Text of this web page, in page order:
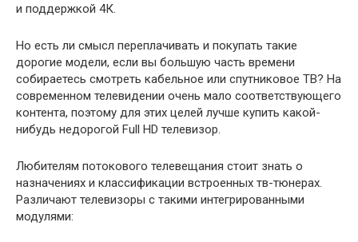
и поддержкой 4К.
Но есть ли смысл переплачивать и покупать такие
дорогие модели, если вы большую часть времени
собираетесь смотреть кабельное или спутниковое ТВ? На
современном телевидении очень мало соответствующего
контента, поэтому для этих целей лучше купить какой-
нибудь недорогой Full HD телевизор.
Любителям потокового телевещания стоит знать о
назначениях и классификации встроенных тв-тюнерах.
Различают телевизоры с такими интегрированными
модулями: